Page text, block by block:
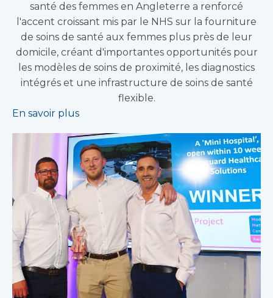
santé des femmes en Angleterre a renforcé
l'accent croissant mis par le NHS sur la fourniture
de soins de santé aux femmes plus près de leur
domicile, créant d'importantes opportunités pour
les modèles de soins de proximité, les diagnostics
intégrés et une infrastructure de soins de santé
flexible.
En savoir plus